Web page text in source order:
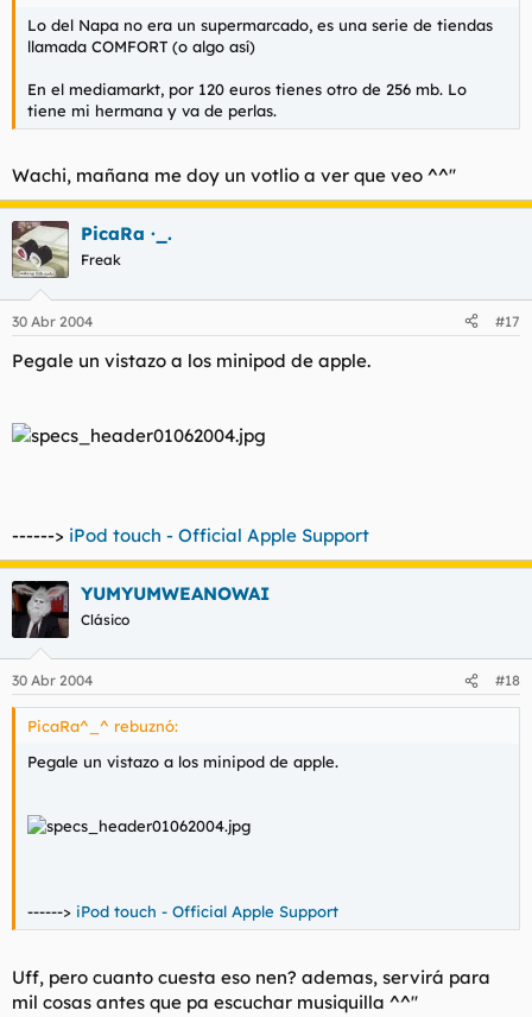
Lo del Napa no era un supermarcado, es una serie de tiendas
llamada COMFORT (o algo así)
En el mediamarkt, por 120 euros tienes otro de 256 mb. Lo
tiene mi hermana y va de perlas.
Wachi, mañana me doy un votlio a ver que veo ^^''
PicaRa ·_.
Freak
30 Abr 2004 #17
Pegale un vistazo a los minipod de apple.
------> iPod touch - Official Apple Support
YUMYUMWEANOWAI
Clásico
30 Abr 2004 #18
PicaRa^_^ rebuznó:
Pegale un vistazo a los minipod de apple.
------> iPod touch - Official Apple Support
Uff, pero cuanto cuesta eso nen? ademas, servirá para
mil cosas antes que pa escuchar musiquilla ^^''